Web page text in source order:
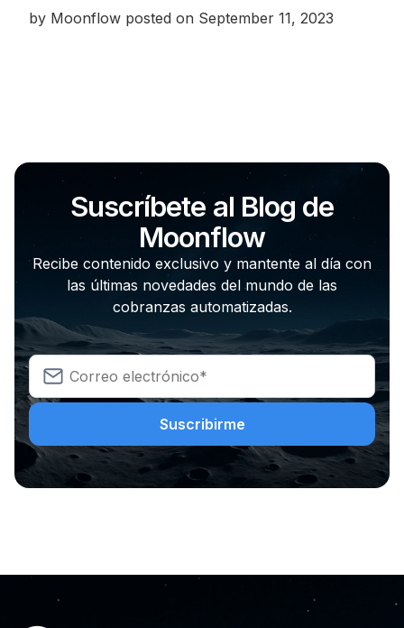
by Moonflow posted on September 11, 2023
Suscríbete al Blog de
Moonflow
Recibe contenido exclusivo y mantente al día con
las últimas novedades del mundo de las
cobranzas automatizadas.